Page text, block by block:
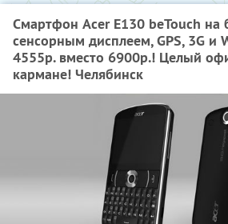
Смартфон Acer E130 beTouch на
сенсорным дисплеем, GPS, 3G и
4555р. вместо 6900р.! Целый
кармане! Челябинск